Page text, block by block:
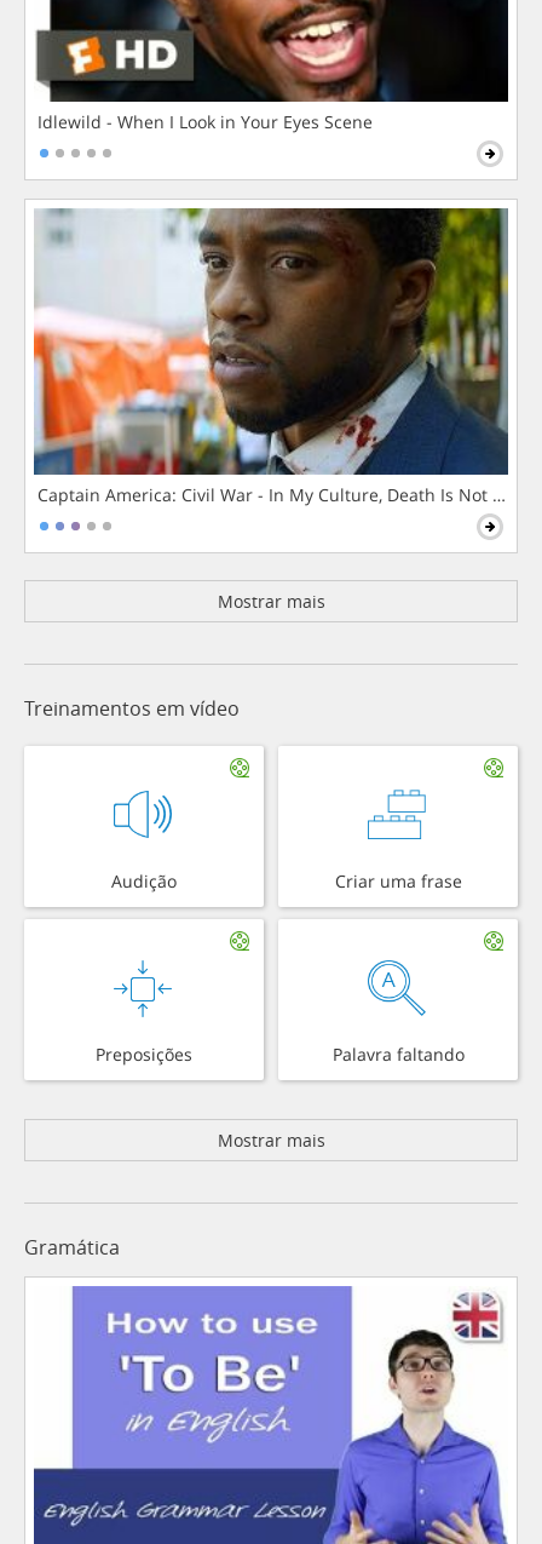
Idlewild - When I Look in Your Eyes Scene
Captain America: Civil War - In My Culture, Death Is Not The
Mostrar mais
Treinamentos em vídeo
Audição Criar uma frase
Preposições Palavra faltando
Mostrar mais
Gramática